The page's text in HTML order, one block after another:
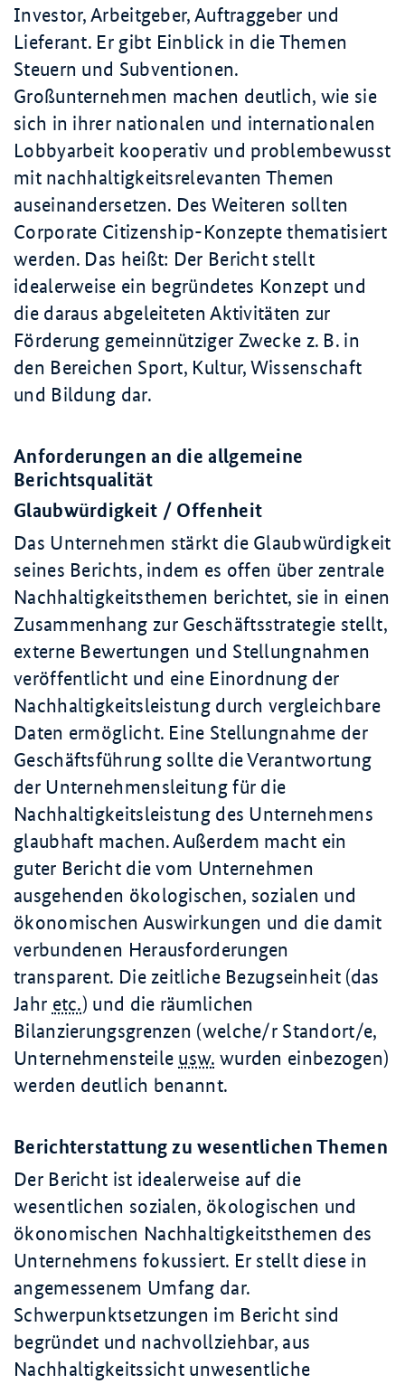
Investor, Arbeitgeber, Auftraggeber und
Lieferant. Er gibt Einblick in die Themen
Steuern und Subventionen.
Großunternehmen machen deutlich, wie sie
sich in ihrer nationalen und internationalen
Lobbyarbeit kooperativ und problembewusst
mit nachhaltigkeitsrelevanten Themen
auseinandersetzen. Des Weiteren sollten
Corporate Citizenship-Konzepte thematisiert
werden. Das heißt: Der Bericht stellt
idealerweise ein begründetes Konzept und
die daraus abgeleiteten Aktivitäten zur
Förderung gemeinnütziger Zwecke z. B. in
den Bereichen Sport, Kultur, Wissenschaft
und Bildung dar.
Anforderungen an die allgemeine
Berichtsqualität
Glaubwürdigkeit / Offenheit
Das Unternehmen stärkt die Glaubwürdigkeit
seines Berichts, indem es offen über zentrale
Nachhaltigkeitsthemen berichtet, sie in einen
Zusammenhang zur Geschäftsstrategie stellt,
externe Bewertungen und Stellungnahmen
veröffentlicht und eine Einordnung der
Nachhaltigkeitsleistung durch vergleichbare
Daten ermöglicht. Eine Stellungnahme der
Geschäftsführung sollte die Verantwortung
der Unternehmensleitung für die
Nachhaltigkeitsleistung des Unternehmens
glaubhaft machen. Außerdem macht ein
guter Bericht die vom Unternehmen
ausgehenden ökologischen, sozialen und
ökonomischen Auswirkungen und die damit
verbundenen Herausforderungen
transparent. Die zeitliche Bezugseinheit (das
Jahr etc.) und die räumlichen
Bilanzierungsgrenzen (welche/r Standort/e,
Unternehmensteile usw. wurden einbezogen)
werden deutlich benannt.
Berichterstattung zu wesentlichen Themen
Der Bericht ist idealerweise auf die
wesentlichen sozialen, ökologischen und
ökonomischen Nachhaltigkeitsthemen des
Unternehmens fokussiert. Er stellt diese in
angemessenem Umfang dar.
Schwerpunktsetzungen im Bericht sind
begründet und nachvollziehbar, aus
Nachhaltigkeitssicht unwesentliche